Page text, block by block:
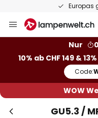
50
Inhalt
Nur
10% ab CHF 149 &
Code:
WOW
GU5.3 /